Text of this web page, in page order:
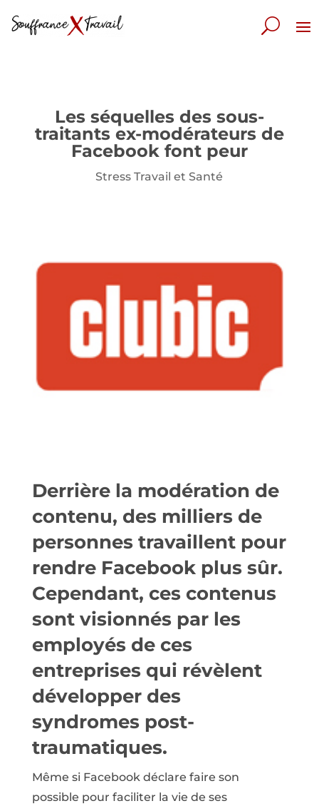
Les séquelles des sous-
traitants ex-modérateurs de
Facebook font peur
Stress Travail et Santé
Derrière la modération de
contenu, des milliers de
personnes travaillent pour
rendre Facebook plus sûr.
Cependant, ces contenus
sont visionnés par les
employés de ces
entreprises qui révèlent
développer des
syndromes post-
traumatiques.
Même si Facebook déclare faire son
possible pour faciliter la vie de ses